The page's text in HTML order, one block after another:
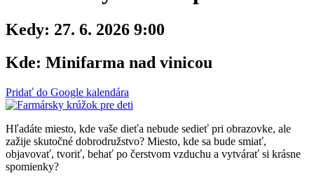
Kedy: 27. 6. 2026 9:00
Kde: Minifarma nad vinicou
Pridať do Google kalendára
Hľadáte miesto, kde vaše dieťa nebude sedieť pri obrazovke, ale
zažije skutočné dobrodružstvo? Miesto, kde sa bude smiať,
objavovať, tvoriť, behať po čerstvom vzduchu a vytvárať si krásne
spomienky?